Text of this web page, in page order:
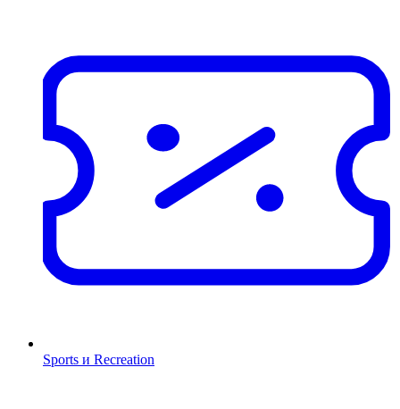
Sports и Recreation